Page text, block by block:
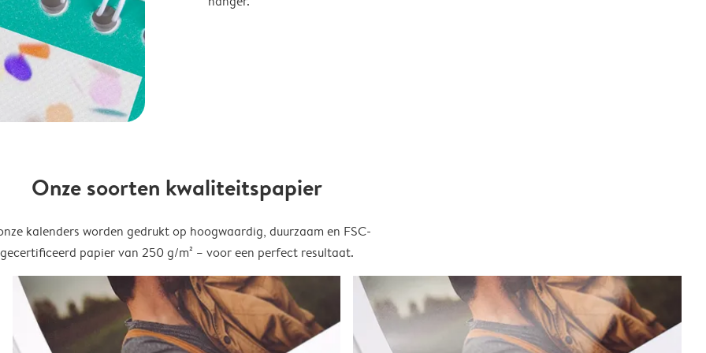
Onze soorten kwaliteitspapier
kalenders worden gedrukt op hoogwaardig, duurzaam en FSC-
gecertificeerd papier van 250 g/m² – voor een perfect resultaat.